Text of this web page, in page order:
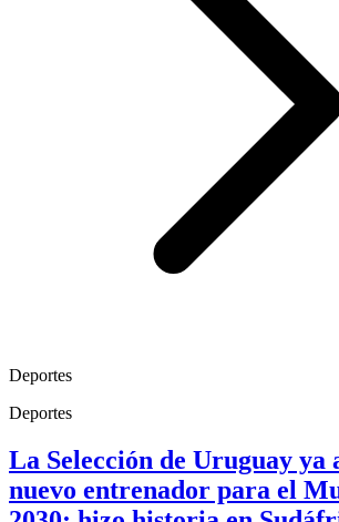
Deportes
Deportes
La Selección de Uruguay ya
nuevo entrenador para el